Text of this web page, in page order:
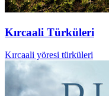
Kırcaali Türküleri
Kırcaali yöresi türküleri